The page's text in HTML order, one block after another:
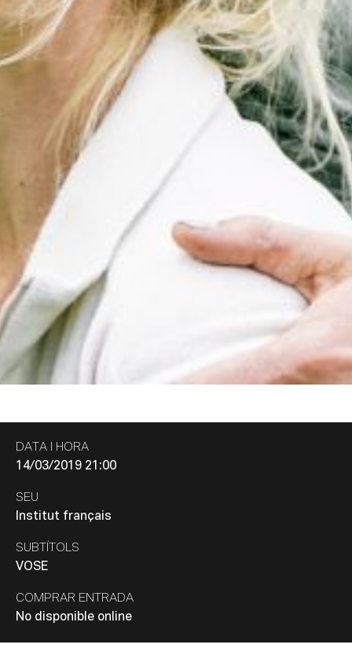
DATA I HORA
14/03/2019 21:00
SEU
Institut français
SUBTÍTOLS
VOSE
COMPRAR ENTRADA
No disponible online